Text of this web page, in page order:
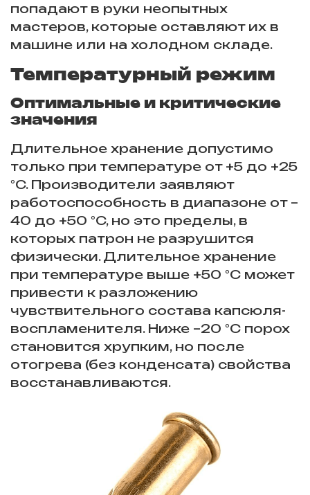
попадают в руки неопытных
мастеров, которые оставляют их в
машине или на холодном складе.
Температурный режим
Оптимальные и критические
значения
Длительное хранение допустимо
только при температуре от +5 до +25
°C. Производители заявляют
работоспособность в диапазоне от –
40 до +50 °C, но это пределы, в
которых патрон не разрушится
физически. Длительное хранение
при температуре выше +50 °C может
привести к разложению
чувствительного состава капсюля-
воспламенителя. Ниже –20 °C порох
становится хрупким, но после
отогрева (без конденсата) свойства
восстанавливаются.